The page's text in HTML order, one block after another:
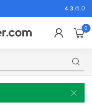
Für fast
4.3 /5.0
0